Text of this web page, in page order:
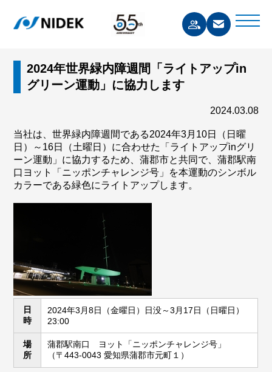
2024年世界緑内障週間「ライトアップin
グリーン運動」に協力します
2024.03.08
当社は、世界緑内障週間である2024年3月10日（日曜
日）～16日（土曜日）に合わせた「ライトアップinグリ
ーン運動」に協力するため、蒲郡市と共同で、蒲郡駅南
口ヨット「ニッポンチャレンジ号」を本運動のシンボル
カラーである緑色にライトアップします。
日
時
2024年3月8日（金曜日）日没～3月17日（日曜日）
23:00
場
所
蒲郡駅南口 ヨット「ニッポンチャレンジ号」
（〒443-0043 愛知県蒲郡市元町１）